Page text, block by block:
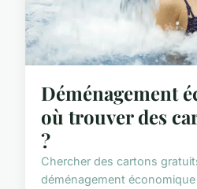
Déménagement
où trouver des
?
Chercher des cartons
déménagement